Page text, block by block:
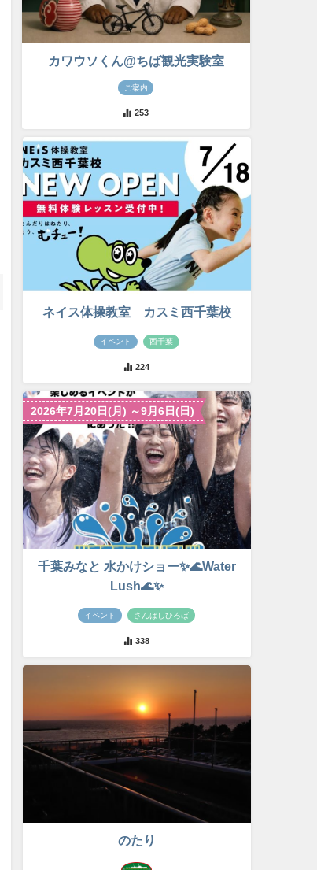
カワウソくん@ちば観光実験室
ご案内
253
ネイス体操教室 カスミ西千葉校
イベント 西千葉
224
2026年7月20日(月) ～9月6日(日)
千葉みなと 水かけショー✨🌊Water
Lush🌊✨
イベント さんばしひろば
338
のたり